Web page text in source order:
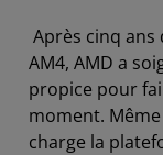
Après cinq
AM4, AMD a
propice pour
moment.
charge la